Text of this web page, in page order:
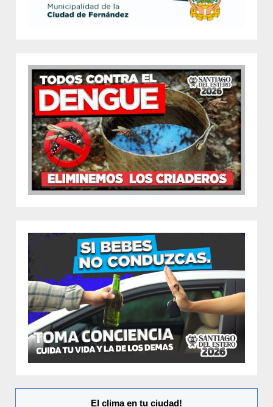
El clima en tu ciudad!